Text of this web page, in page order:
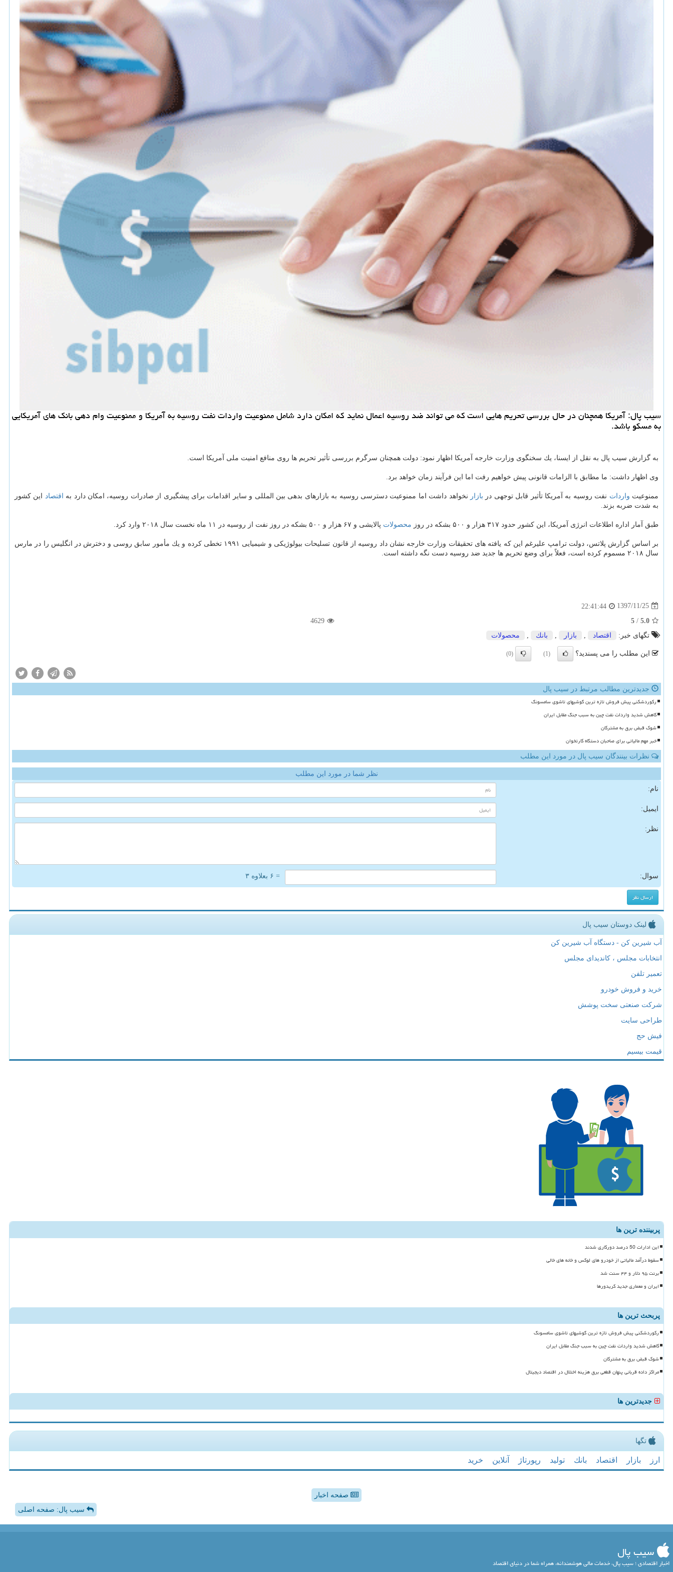
سیب پال: آمریكا همچنان در حال بررسی تحریم هایی است كه می تواند ضد روسیه اعمال نماید كه امكان دارد شامل ممنوعیت واردات نفت روسیه به آمریكا و ممنوعیت وام دهی بانك های آمریكایی
به مسكو باشد.
به گزارش سیب پال به نقل از ایسنا، یك سخنگوی وزارت خارجه آمریكا اظهار نمود: دولت همچنان سرگرم بررسی تأثیر تحریم ها روی منافع امنیت ملی آمریكا است.
وی اظهار داشت: ما مطابق با الزامات قانونی پیش خواهیم رفت اما این فرآیند زمان خواهد برد.
ممنوعیت واردات نفت روسیه به آمریكا تأثیر قابل توجهی در بازار نخواهد داشت اما ممنوعیت دسترسی روسیه به بازارهای بدهی بین المللی و سایر اقدامات برای پیشگیری از صادرات روسیه، امكان دارد به اقتصاد این كشور
به شدت ضربه بزند.
طبق آمار اداره اطلاعات انرژی آمریكا، این كشور حدود ۳۱۷ هزار و ۵۰۰ بشكه در روز محصولات پالایشی و ۶۷ هزار و ۵۰۰ بشكه در روز نفت از روسیه در ۱۱ ماه نخست سال ۲۰۱۸ وارد كرد.
بر اساس گزارش پلاتس، دولت ترامپ علیرغم این كه یافته های تحقیقات وزارت خارجه نشان داد روسیه از قانون تسلیحات بیولوژیكی و شیمیایی ۱۹۹۱ تخطی كرده و یك مأمور سابق روسی و دخترش در انگلیس را در مارس
سال ۲۰۱۸ مسموم كرده است، فعلاً برای وضع تحریم ها جدید ضد روسیه دست نگه داشته است.
1397/11/25
22:41:44
5.0
/
5
4629
تگهای خبر:
اقتصاد بازار بانك محصولات
این مطلب را می پسندید؟ (1)
(0)
جدیدترین مطالب مرتبط در سیب پال
رکوردشکنی پیش فروش تازه ترین گوشیهای تاشوی سامسونگ
کاهش شدید واردات نفت چین به سبب جنگ مقابل ایران
شوک قبض برق به مشترکان
خبر مهم مالیاتی برای صاحبان دستگاه کارتخوان
نظرات بینندگان سیب پال در مورد این مطلب
نظر شما در مورد این مطلب
نام:
ایمیل:
نظر:
سوال: = ۶ بعلاوه ۳
لینک دوستان سیب پال
آب شیرین کن - دستگاه آب شیرین کن
انتخابات مجلس ، کاندیدای مجلس
تعمیر تلفن
خرید و فروش خودرو
شرکت صنعتی سخت پوشش
طراحی سایت
فیش حج
قیمت بیسیم
پربیننده ترین ها
این ادارات 50 درصد دورکاری شدند
سقوط درآمد مالیاتی از خودرو های لوکس و خانه های خالی
برنت ۹۵ دلار و ۴۴ سنت شد
ایران و معماری جدید کریدورها
پربحث ترین ها
رکوردشکنی پیش فروش تازه ترین گوشیهای تاشوی سامسونگ
کاهش شدید واردات نفت چین به سبب جنگ مقابل ایران
شوک قبض برق به مشترکان
مراکز داده قربانی پنهان قطعی برق هزینه اختلال در اقتصاد دیجیتال
جدیدترین ها
تگها
ارز بازار اقتصاد بانك تولید رپورتاژ آنلاین خرید
صفحه اخبار
سیب پال: صفحه اصلی
سیب پال
اخبار اقتصادی ؛ سیب پال، خدمات مالی هوشمندانه، همراه شما در دنیای اقتصاد